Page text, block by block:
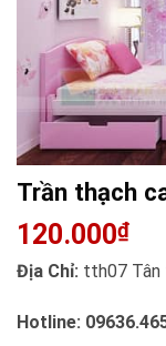
Trần thạch
120.000₫
Địa Chỉ: tth07 Tân
Hotline: